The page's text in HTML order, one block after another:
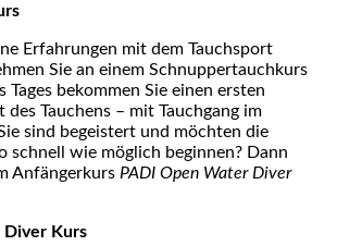
Erfahrungen mit dem Tauchsport
Sie an einem Schnuppertauchkurs
Tages bekommen Sie einen ersten
des Tauchens – mit Tauchgang im
sind begeistert und möchten die
schnell wie möglich beginnen? Dann
Anfängerkurs PADI Open Water Diver
Diver Kurs